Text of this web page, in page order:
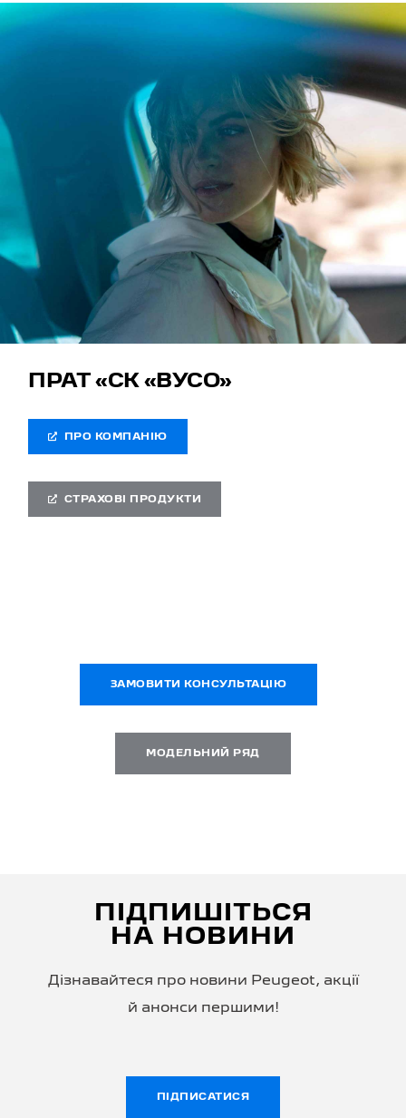
ПРАТ «СК «ВУСО»
ПРО КОМПАНІЮ
СТРАХОВІ ПРОДУКТИ
ЗАМОВИТИ КОНСУЛЬТАЦІЮ
МОДЕЛЬНИЙ РЯД
ПІДПИШІТЬСЯ
НА НОВИНИ
Дізнавайтеся про новини Peugeot, акції
й анонси першими!
ПІДПИСАТИСЯ